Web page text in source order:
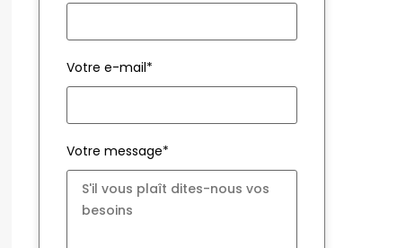
Votre e-mail*
Votre message*